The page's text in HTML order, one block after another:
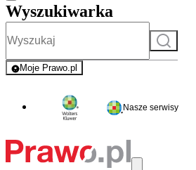
Wyszukiwarka
Szukaj
Moje Prawo.pl
- rejestracja i logowanie do serwisu
Nasze serwisy